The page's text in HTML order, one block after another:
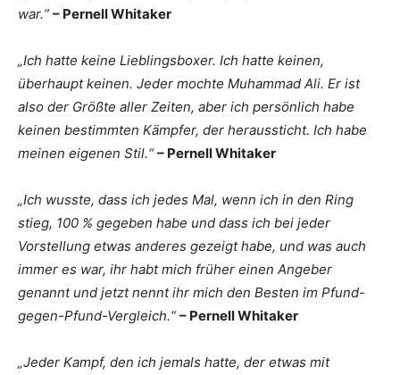
war.“ – Pernell Whitaker
„Ich hatte keine Lieblingsboxer. Ich hatte keinen,
überhaupt keinen. Jeder mochte Muhammad Ali. Er ist
also der Größte aller Zeiten, aber ich persönlich habe
keinen bestimmten Kämpfer, der heraussticht. Ich habe
meinen eigenen Stil.“– Pernell Whitaker
„Ich wusste, dass ich jedes Mal, wenn ich in den Ring
stieg, 100 % gegeben habe und dass ich bei jeder
Vorstellung etwas anderes gezeigt habe, und was auch
immer es war, ihr habt mich früher einen Angeber
genannt und jetzt nennt ihr mich den Besten im Pfund-
gegen-Pfund-Vergleich.“ – Pernell Whitaker
„Jeder Kampf, den ich jemals hatte, der etwas mit